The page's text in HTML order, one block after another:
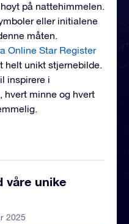
på nattehimmelen.
eller initialene
måten.
Online Star Register
helt unikt stjernebilde.
inspirere i
hvert minne og hvert
våre unike
2025